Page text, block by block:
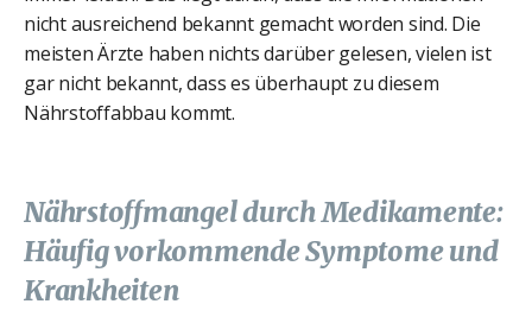
nicht ausreichend bekannt gemacht worden sind. Die
meisten Ärzte haben nichts darüber gelesen, vielen ist
gar nicht bekannt, dass es überhaupt zu diesem
Nährstoffabbau kommt.
Nährstoffmangel durch Medikamente:
Häufig vorkommende Symptome und
Krankheiten